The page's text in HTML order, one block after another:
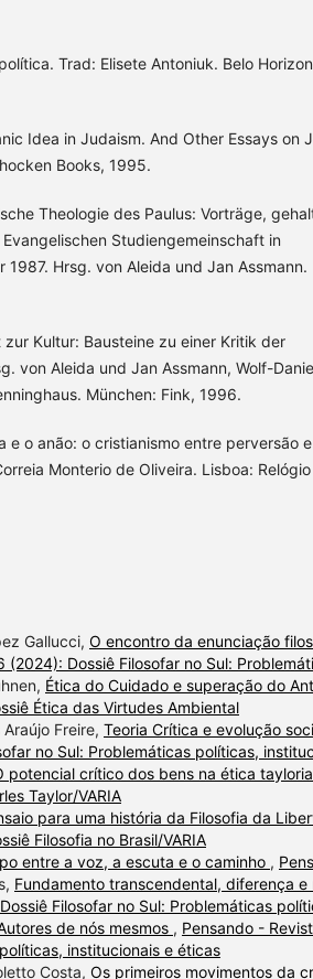
Trad: Elisete Antoniuk. Belo
Idea in Judaism. And Other Essays on
Books, 1995.
Theologie des Paulus: Vorträge,
Studiengemeinschaft in
1987. Hrsg. von Aleida und Jan Assmann.
zur Kultur: Bausteine zu einer Kritik der
von Aleida und Jan Assmann, Wolf-
München: Fink, 1996.
e o anão: o cristianismo entre perversão e
Monterio de Oliveira. Lisboa: Relógio
Gallucci, O encontro da enunciação
(2024): Dossiê Filosofar no Sul:
Ética do Cuidado e superação do
Ética das Virtudes Ambiental
Freire, Teoria Crítica e evolução
no Sul: Problemáticas políticas,
potencial crítico dos bens na ética
Taylor/VARIA
para uma história da Filosofia da
Filosofia no Brasil/VARIA
entre a voz, a escuta e o caminho ,
Fundamento transcendental, diferença
Filosofar no Sul: Problemáticas
de nós mesmos , Pensando -
institucionais e éticas
Costa, Os primeiros movimentos da